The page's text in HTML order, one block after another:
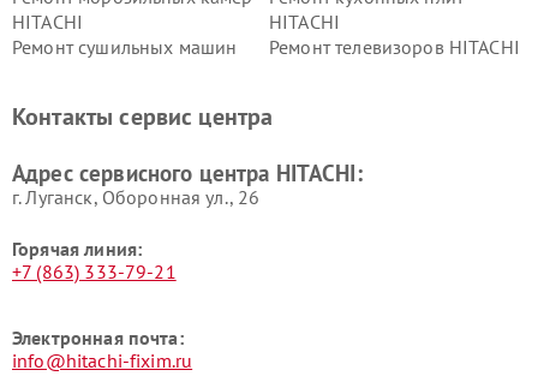
HITACHI
HITACHI
Ремонт сушильных машин
Ремонт телевизоров HITACHI
данных HITACHI
HITACHI
HITACHI
HITACHI
Контакты сервис центра
Адрес сервисного центра HITACHI:
г. Луганск, Оборонная ул., 26
Горячая линия:
+7 (863) 333-79-21
Электронная почта:
info@hitachi-fixim.ru